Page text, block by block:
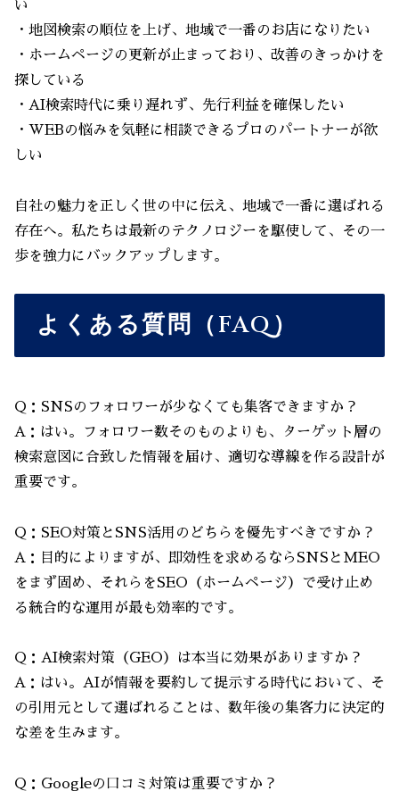
い
・地図検索の順位を上げ、地域で一番のお店になりたい
・ホームページの更新が止まっており、改善のきっかけを
探している
・AI検索時代に乗り遅れず、先行利益を確保したい
・WEBの悩みを気軽に相談できるプロのパートナーが欲
しい
自社の魅力を正しく世の中に伝え、地域で一番に選ばれる
存在へ。私たちは最新のテクノロジーを駆使して、その一
歩を強力にバックアップします。
よくある質問（FAQ）
Q：SNSのフォロワーが少なくても集客できますか？
A：はい。フォロワー数そのものよりも、ターゲット層の
検索意図に合致した情報を届け、適切な導線を作る設計が
重要です。
Q：SEO対策とSNS活用のどちらを優先すべきですか？
A：目的によりますが、即効性を求めるならSNSとMEO
をまず固め、それらをSEO（ホームページ）で受け止め
る統合的な運用が最も効率的です。
Q：AI検索対策（GEO）は本当に効果がありますか？
A：はい。AIが情報を要約して提示する時代において、そ
の引用元として選ばれることは、数年後の集客力に決定的
な差を生みます。
Q：Googleの口コミ対策は重要ですか？